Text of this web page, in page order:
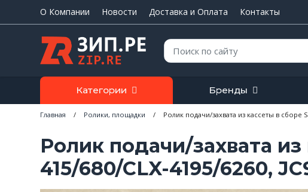
О Компании Новости Доставка и Оплата Контакты
Поиск:
Категории Бренды
Главная / Ролики, площадки / Ролик подачи/захвата из кассеты в сборе
Ролик подачи/захвата
415/680/CLX-4195/6260,